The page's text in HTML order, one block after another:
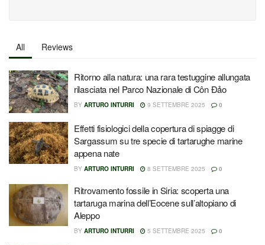
All Reviews
Ritorno alla natura: una rara testuggine allungata
rilasciata nel Parco Nazionale di Côn Đảo
BY ARTURO INTURRI 9 SETTEMBRE 2025 0
Effetti fisiologici della copertura di spiagge di
Sargassum su tre specie di tartarughe marine
appena nate
BY ARTURO INTURRI 8 SETTEMBRE 2025 0
Ritrovamento fossile in Siria: scoperta una
tartaruga marina dell’Eocene sull’altopiano di
Aleppo
BY ARTURO INTURRI 5 SETTEMBRE 2025 0